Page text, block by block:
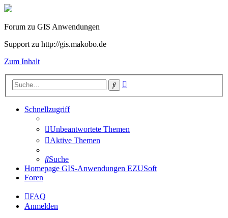
Forum zu GIS Anwendungen
Support zu http://gis.makobo.de
Zum Inhalt
Suche
Schnellzugriff
Unbeantwortete Themen
Aktive Themen
Suche
Homepage GIS-Anwendungen EZUSoft
Foren
FAQ
Anmelden